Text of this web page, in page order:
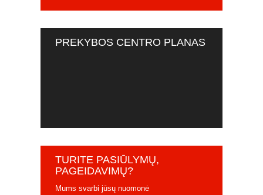
PREKYBOS CENTRO PLANAS
TURITE PASIŪLYMŲ,
PAGEIDAVIMŲ?
Mums svarbi jūsų nuomonė